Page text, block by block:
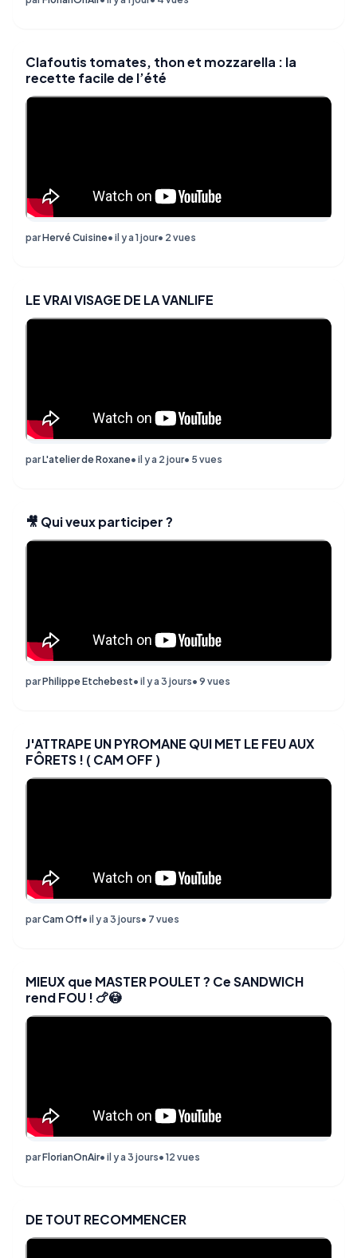
Clafoutis tomates, thon et mozzarella : la
recette facile de l’été
parHervé Cuisine• il y a 1 jour• 2 vues
LE VRAI VISAGE DE LA VANLIFE
parL'atelier de Roxane• il y a 2 jour• 5 vues
🎥 Qui veux participer ?
parPhilippe Etchebest• il y a 3 jours• 9 vues
J'ATTRAPE UN PYROMANE QUI MET LE FEU AUX
FÔRETS ! ( CAM OFF )
parCam Off• il y a 3 jours• 7 vues
MIEUX que MASTER POULET ? Ce SANDWICH
rend FOU ! 🍗😳
parFlorianOnAir• il y a 3 jours• 12 vues
DE TOUT RECOMMENCER